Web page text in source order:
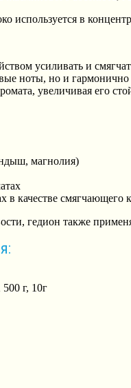
используется в
усиливать и
ноты, но и
увеличивая его
магнолия)
качестве смягчающего
гедион также
500 г, 10г